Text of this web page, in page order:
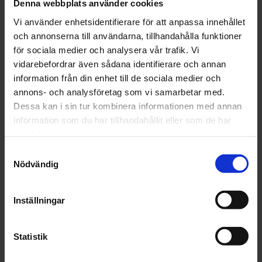
Denna webbplats använder cookies
Vi använder enhetsidentifierare för att anpassa innehållet
och annonserna till användarna, tillhandahålla funktioner
för sociala medier och analysera vår trafik. Vi
vidarebefordrar även sådana identifierare och annan
information från din enhet till de sociala medier och
annons- och analysföretag som vi samarbetar med.
Dessa kan i sin tur kombinera informationen med annan
information som du har tillhandahållit eller som de har
Nödvändig
Inställningar
Statistik
st Köp
CarSystem
KS - 200
206 kr
Hagmans
Munstycke
Köp